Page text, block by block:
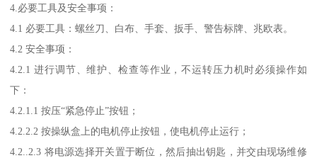
4.必要工具及安全事项：
4.1 必要工具：螺丝刀、白布、手套、扳手、警告标牌、兆欧表。
4.2 安全事项：
4.2.1 进行调节、维护、检查等作业，不运转压力机时必须操作如
下：
4.2.1.1 按压“紧急停止”按钮；
4.2.2.2 按操纵盒上的电机停止按钮，使电机停止运行；
4.2..2.3 将电源选择开关置于断位，然后抽出钥匙，并交由现场维修